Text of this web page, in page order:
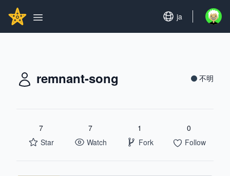
GITHUBSTAR
Open main menu
Set language
ja Open
remnant-song 不明
7
Star
7
Watch
1
Fork
0
Follow